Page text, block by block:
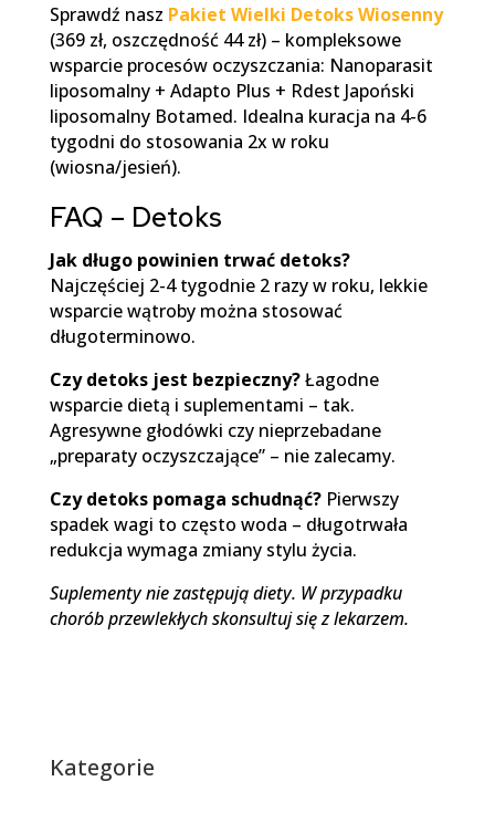
Sprawdź nasz Pakiet Wielki Detoks Wiosenny
(369 zł, oszczędność 44 zł) – kompleksowe
wsparcie procesów oczyszczania: Nanoparasit
liposomalny + Adapto Plus + Rdest Japoński
liposomalny Botamed. Idealna kuracja na 4-6
tygodni do stosowania 2x w roku
(wiosna/jesień).
FAQ – Detoks
Jak długo powinien trwać detoks?
Najczęściej 2-4 tygodnie 2 razy w roku, lekkie
wsparcie wątroby można stosować
długoterminowo.
Czy detoks jest bezpieczny?Łagodne
wsparcie dietą i suplementami – tak.
Agresywne głodówki czy nieprzebadane
„preparaty oczyszczające” – nie zalecamy.
Czy detoks pomaga schudnąć?Pierwszy
spadek wagi to często woda – długotrwała
redukcja wymaga zmiany stylu życia.
Suplementy nie zastępują diety. W przypadku
chorób przewlekłych skonsultuj się z lekarzem.
Kategorie